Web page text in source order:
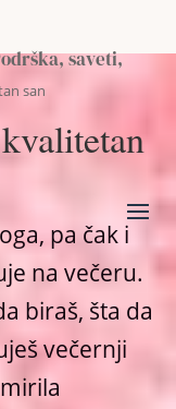
saveti,
san
pa čak i
na večeru.
biraš, šta da
večernji